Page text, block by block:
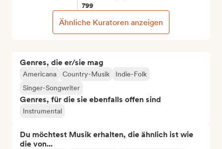
Genres, die er/sie mag
Americana Country-Musik
Indie-Folk
Singer-Songwriter
Genres, für die sie ebenfalls offen sind
Instrumental
Du möchtest Musik erhalten, die ähnlich ist wie
die von...
799
Ähnliche Kuratoren anzeigen